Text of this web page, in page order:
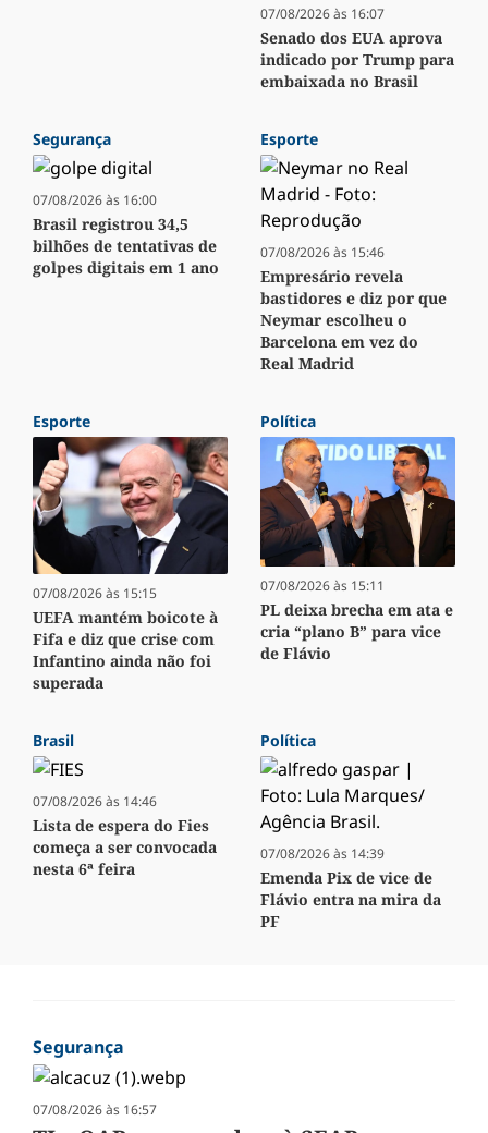
07/08/2026 às 16:07
Senado dos EUA aprova
indicado por Trump para
embaixada no Brasil
Segurança
07/08/2026 às 16:00
Brasil registrou 34,5
bilhões de tentativas de
golpes digitais em 1 ano
Esporte
07/08/2026 às 15:46
Empresário revela
bastidores e diz por que
Neymar escolheu o
Barcelona em vez do
Real Madrid
Esporte
07/08/2026 às 15:15
UEFA mantém boicote à
Fifa e diz que crise com
Infantino ainda não foi
superada
Política
07/08/2026 às 15:11
PL deixa brecha em ata e
cria “plano B” para vice
de Flávio
Brasil
07/08/2026 às 14:46
Lista de espera do Fies
começa a ser convocada
nesta 6ª feira
Política
07/08/2026 às 14:39
Emenda Pix de vice de
Flávio entra na mira da
PF
Segurança
07/08/2026 às 16:57